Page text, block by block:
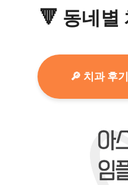
🔻 동네별
🔎 치과 후